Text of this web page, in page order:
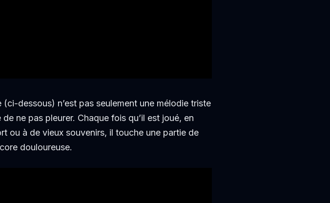
dessous) n’est pas seulement une mélodie triste
ne pas pleurer. Chaque fois qu’il est joué, en
ou à de vieux souvenirs, il touche une partie de
douloureuse.